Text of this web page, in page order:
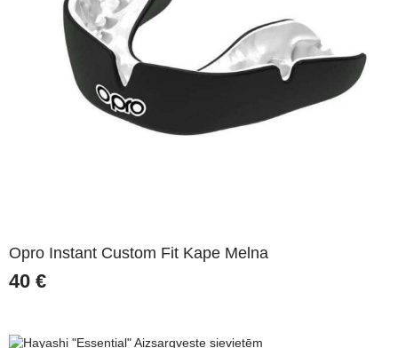
Opro Instant Custom Fit Kape Melna
40 €